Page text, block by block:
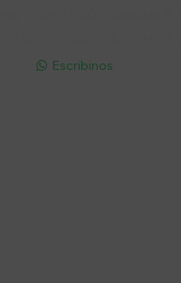
 Escribinos